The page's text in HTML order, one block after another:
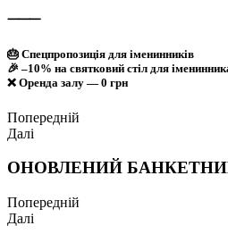
⸻
🎂 Спецпропозиція для іменинників
🎉 –10% на святковий стіл для
❌ Оренда залу — 0 грн
Попередній
Далі
ОНОВЛЕНИЙ
Попередній
Далі